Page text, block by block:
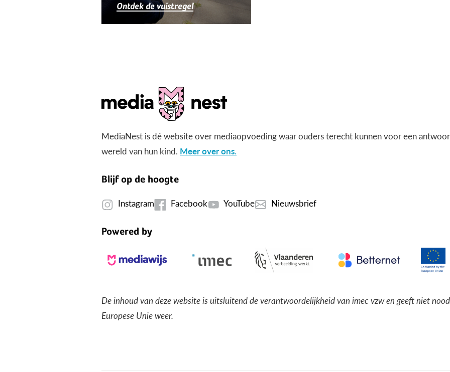
Ontdek de vuistregel
MediaNest is dé website over mediaopvoeding waar ouders terecht kunnen voor een
wereld van hun kind. Meer over ons.
Blijf op de hoogte
Instagram Facebook YouTube Nieuwsbrief
Powered by
De inhoud van deze website is uitsluitend de verantwoordelijkheid van imec vzw en geeft niet
Europese Unie weer.